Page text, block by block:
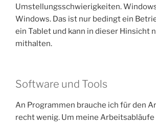
Umstellungsschwierigkeiten.
Windows. Das ist nur bedingt ein
ein Tablet und kann in dieser Hinsicht
mithalten.
Software und Tools
An Programmen brauche ich für den
recht wenig. Um meine